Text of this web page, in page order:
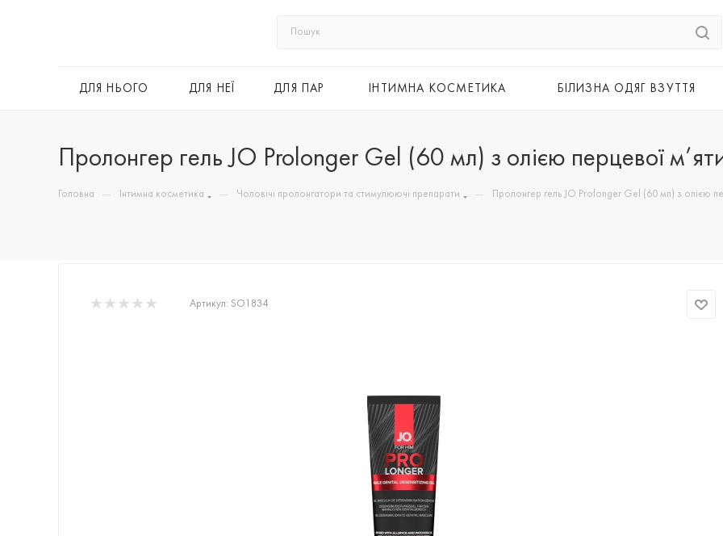
ДЛЯ НЬОГО ДЛЯ НЕЇ ДЛЯ ПАР ІНТИМНА КОСМЕТИКА БІЛИЗНА ОДЯГ ВЗУТТЯ
Пролонгер гель JO Prolonger Gel (60 мл) з олією перцевої
Головна — Інтимна косметика — Чоловічі пролонгатори та стимулюючі препарати — Пролонгер гель JO Prolonger Gel (60 мл) з олією
Артикул: SO1834